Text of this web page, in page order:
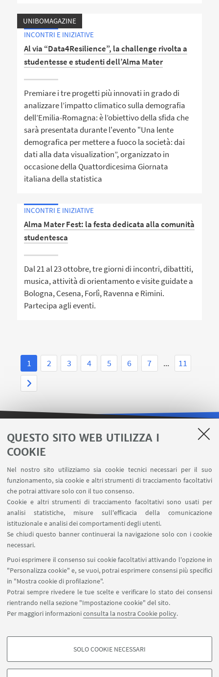
QUESTO SITO WEB UTILIZZA I
COOKIE
Nel nostro sito utilizziamo sia cookie tecnici necessari per il suo
funzionamento, sia cookie e altri strumenti di tracciamento facoltativi
che potrai attivare solo con il tuo consenso.
Cookie e altri strumenti di tracciamento facoltativi sono usati per
analisi statistiche, misure sull'efficacia della comunicazione
istituzionale e analisi dei comportamenti degli utenti.
Se chiudi questo banner continuerai la navigazione solo con i cookie
necessari.
Puoi esprimere il consenso sui cookie facoltativi attivando l'opzione in
"Personalizza cookie" e, se vuoi, potrai esprimere consensi più specifici
in "Mostra cookie di profilazione".
Potrai sempre rivedere le tue scelte e verificare lo stato dei consensi
rientrando nella sezione "Impostazione cookie" del sito.
Per maggiori informazioniconsulta la nostra Cookie policy.
COOKIE DI PROFILAZIONE - FACOLTATIVI
SOLO COOKIE NECESSARI
UNIBOMAGAZINE
INCONTRI E INIZIATIVE
Al via “Data4Resilience”, la challenge rivolta a
studentesse e studenti dell’Alma Mater
Premiare i tre progetti più innovati in grado di
analizzare l’impatto climatico sulla demografia
dell’Emilia-Romagna: è l’obiettivo della sfida che
sarà presentata durante l'evento "Una lente
demografica per mettere a fuoco la società: dai
dati alla data visualization”, organizzato in
occasione della Quattordicesima Giornata
italiana della statistica
INCONTRI E INIZIATIVE
Alma Mater Fest: la festa dedicata alla comunità
studentesca
Dal 21 al 23 ottobre, tre giorni di incontri, dibattiti,
musica, attività di orientamento e visite guidate a
Bologna, Cesena, Forlì, Ravenna e Rimini.
Partecipa agli eventi.
1 2 3 4 5 6 7 ... 11
LINK UTILI
Contatti
Carta dei servizi
SEGUI IL DIPARTIMENTO SU:
SEGUI UNIBO SU:
APP:
©Copyright 2026 - ALMA MATER STUDIORUM - Università di